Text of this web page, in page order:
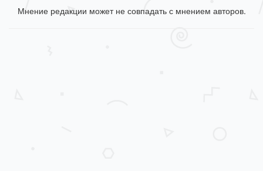
Мнение редакции может не совпадать с мнением авторов.